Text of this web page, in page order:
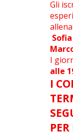
Gli
I
alle
I